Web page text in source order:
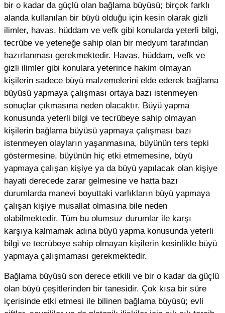
bir o kadar da güçlü olan bağlama büyüsü; birçok farklı
alanda kullanılan bir büyü olduğu için kesin olarak gizli
ilimler, havas, hüddam ve vefk gibi konularda yeterli bilgi,
tecrübe ve yeteneğe sahip olan bir medyum tarafından
hazırlanması gerekmektedir. Havas, hüddam, vefk ve
gizli ilimler gibi konulara yeterince hakim olmayan
kişilerin sadece büyü malzemelerini elde ederek bağlama
büyüsü yapmaya çalışması ortaya bazı istenmeyen
sonuçlar çıkmasına neden olacaktır. Büyü yapma
konusunda yeterli bilgi ve tecrübeye sahip olmayan
kişilerin bağlama büyüsü yapmaya çalışması bazı
istenmeyen olayların yaşanmasına, büyünün ters tepki
göstermesine, büyünün hiç etki etmemesine, büyü
yapmaya çalışan kişiye ya da büyü yapılacak olan kişiye
hayati derecede zarar gelmesine ve hatta bazı
durumlarda manevi boyuttaki varlıkların büyü yapmaya
çalışan kişiye musallat olmasına bile neden
olabilmektedir. Tüm bu olumsuz durumlar ile karşı
karşıya kalmamak adına büyü yapma konusunda yeterli
bilgi ve tecrübeye sahip olmayan kişilerin kesinlikle büyü
yapmaya çalışmaması gerekmektedir.
Bağlama büyüsü son derece etkili ve bir o kadar da güçlü
olan büyü çeşitlerinden bir tanesidir. Çok kısa bir süre
içerisinde etki etmesi ile bilinen bağlama büyüsü; evli